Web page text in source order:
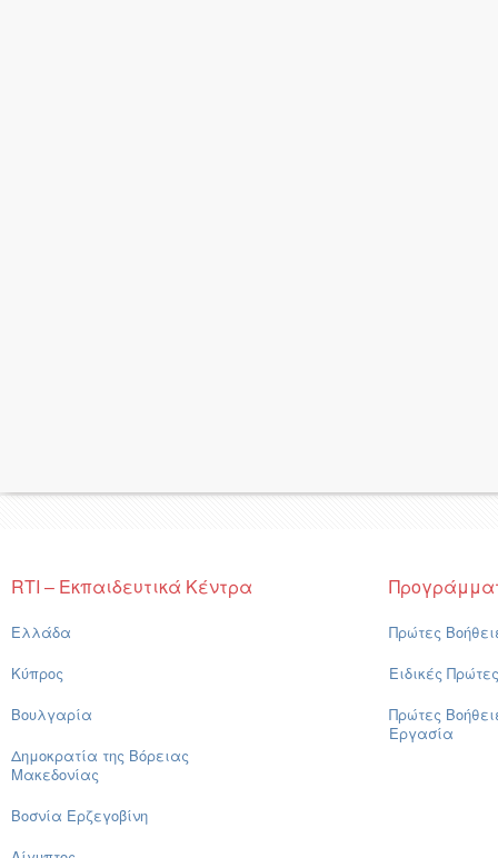
RTI – Εκπαιδευτικά Κέντρα
Ελλάδα
Κύπρος
Βουλγαρία
Δημοκρατία της Βόρειας
Μακεδονίας
Βοσνία Ερζεγοβίνη
Πρώτες
Ειδικές
Πρώτες
Εργασία